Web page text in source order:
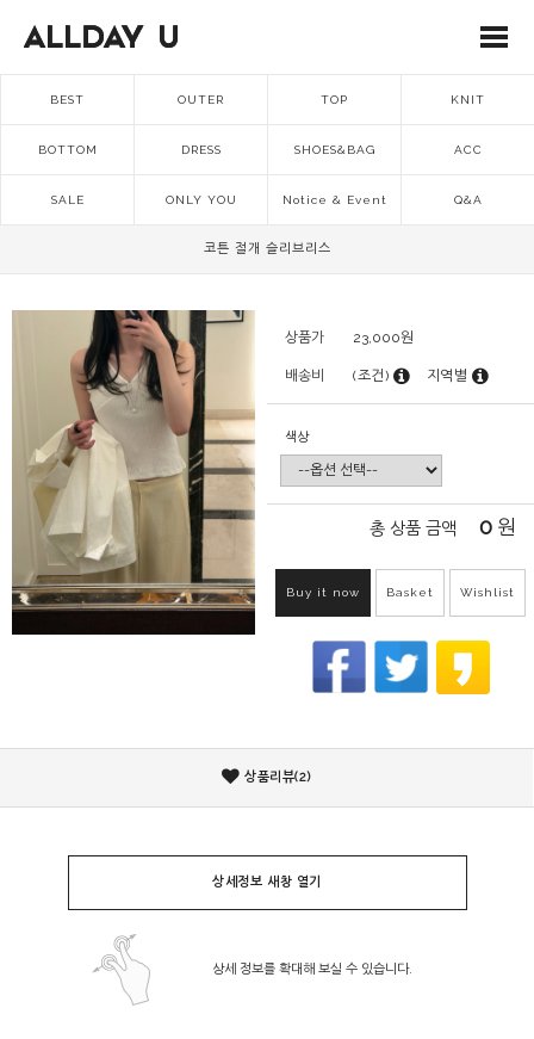
BEST OUTER TOP KNIT
BOTTOM DRESS SHOES&BAG ACC
SALE ONLY YOU Notice & Event Q&A
코튼 절개 슬리브리스
상품가 23,000원
배송비 (조건) 지역별
색상
총 상품 금액 0 원
Buy it now Basket Wishlist
상품리뷰(2)
상세정보 새창 열기
상세 정보를 확대해 보실 수 있습니다.